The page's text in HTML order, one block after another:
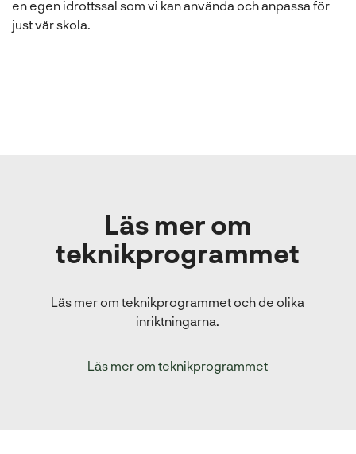
en egen idrottssal som vi kan använda och anpassa för
just vår skola.
Läs mer om
teknikprogrammet
Läs mer om teknikprogrammet och de olika
inriktningarna.
Läs mer om teknikprogrammet